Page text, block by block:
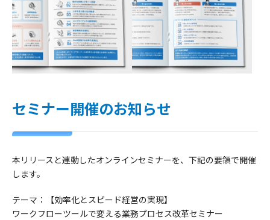
セミナー開催のお知らせ
本リリースと連動したオンラインセミナーを、下記の要領で開催
します。
テーマ：
【効率化とスピード経営の実現】
ワークフローツールで変える業務プロセス改革セミナー